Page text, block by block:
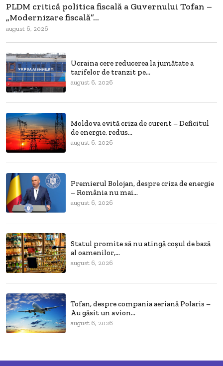
PLDM critică politica fiscală a Guvernului Tofan –
„Modernizare fiscală”...
august 6, 2026
Ucraina cere reducerea la jumătate a
tarifelor de tranzit pe...
august 6, 2026
Moldova evită criza de curent – Deficitul
de energie, redus...
august 6, 2026
Premierul Bolojan, despre criza de energie
– România nu mai...
august 6, 2026
Statul promite să nu atingă coșul de bază
al oamenilor,...
august 6, 2026
Tofan, despre compania aeriană Polaris –
Au găsit un avion...
august 6, 2026